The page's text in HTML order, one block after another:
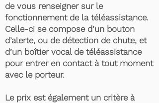
de vous renseigner sur le
fonctionnement de la téléassistance.
Celle-ci se compose d’un bouton
d’alerte, ou de détection de chute, et
d’un boîtier vocal de téléassistance
pour entrer en contact à tout moment
avec le porteur.
Le prix est également un critère à